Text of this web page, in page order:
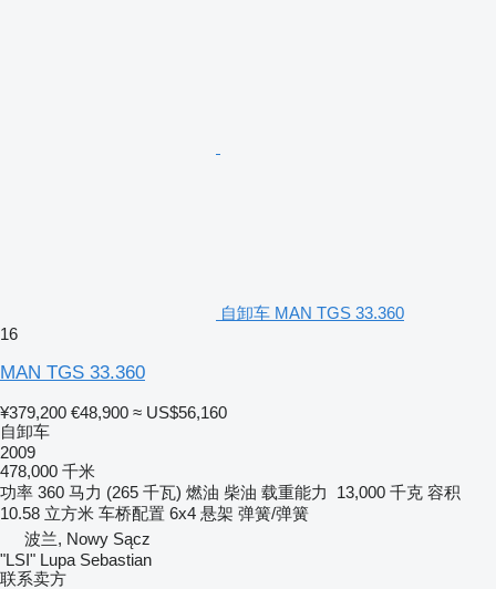
自卸车 MAN TGS 33.360
16
MAN TGS 33.360
¥379,200 €48,900 ≈ US$56,160
自卸车
2009
478,000 千米
功率 360 马力 (265 千瓦) 燃油 柴油 载重能力 13,000 千克 容积
10.58 立方米 车桥配置 6x4 悬架 弹簧/弹簧
波兰, Nowy Sącz
"LSI" Lupa Sebastian
联系卖方